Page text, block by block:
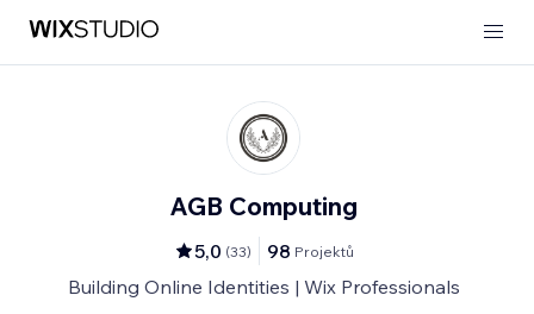
AGB Computing
5,0 (33) 98 Projektů
Building Online Identities | Wix Professionals